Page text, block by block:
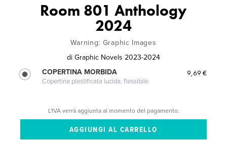
Room 801 Anthology
2024
Warning: Graphic Images
di Graphic Novels 2023-2024
COPERTINA MORBIDA
Copertina plastificata lucida, flessibile
9,69 €
L'IVA verrà aggiunta al momento del pagamento.